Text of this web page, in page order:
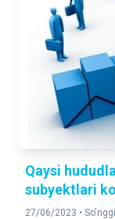
Qaysi
subyektlari
27/06/2023 •